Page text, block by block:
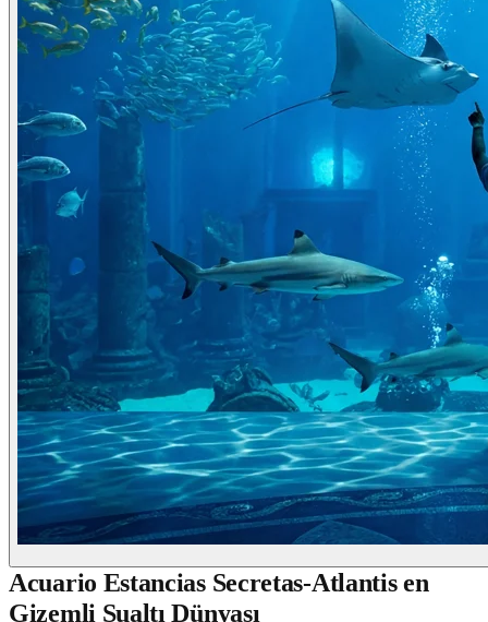
Acuario Estancias Secretas-Atlantis en
Gizemli Sualtı Dünyası